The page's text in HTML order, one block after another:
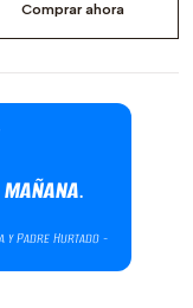
Comprar ahora